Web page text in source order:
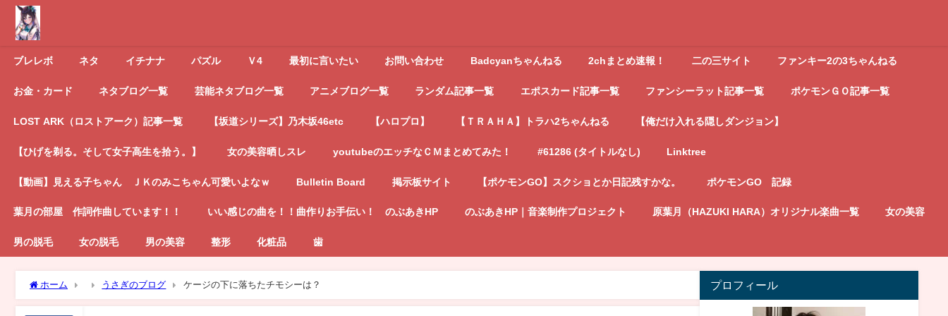
ブレレボ ネタ イチナナ パズル Ｖ4 最初に言いたい お問い合わせ Badcyanちゃんねる 2chまとめ速報！ 二の三サイト ファンキー2の3ちゃんねる
お金・カード ネタブログ一覧 芸能ネタブログ一覧 アニメブログ一覧 ランダム記事一覧 エポスカード記事一覧 ファンシーラット記事一覧 ポケモンＧＯ記事一覧
LOST ARK（ロストアーク）記事一覧 【坂道シリーズ】乃木坂46etc 【ハロプロ】 【ＴＲＡＨＡ】トラハ2ちゃんねる 【俺だけ入れる隠しダンジョン】
【ひげを剃る。そして女子高生を拾う。】 女の美容晒しスレ youtubeのエッチなＣＭまとめてみた！ #61286 (タイトルなし) Linktree
【動画】見える子ちゃん ＪＫのみこちゃん可愛いよなｗ Bulletin Board 掲示板サイト 【ポケモンGO】スクショとか日記残すかな。 ポケモンGO 記録
葉月の部屋 作詞作曲しています！！ いい感じの曲を！！曲作りお手伝い！ のぶあきHP のぶあきHP｜音楽制作プロジェクト 原葉月（HAZUKI HARA）オリジナル楽曲一覧 女の美容
男の脱毛 女の脱毛 男の美容 整形 化粧品 歯
ホーム うさぎのブログ ケージの下に落ちたチモシーは？ プロフィール